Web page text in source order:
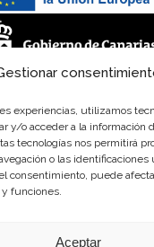
experiencias, utilizamos
y/o acceder a la información
tecnologías nos permitirá
o las identificaciones
consentimiento, puede
funciones.
Aceptar
por el Gobierno de
del presupuesto de gastos
Calidad Agroalimentaria